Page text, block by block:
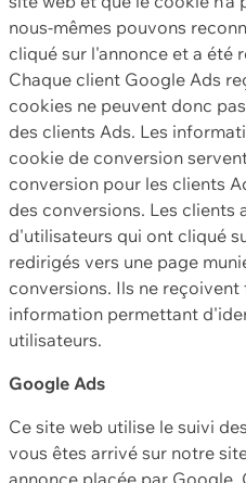
nous-mêmes pouvons
cliqué sur l'annonce et a été
Chaque client Google Ads
cookies ne peuvent donc
des clients Ads. Les
cookie de conversion
conversion pour les clients
des conversions. Les clients
d'utilisateurs qui ont cliqué
redirigés vers une page
conversions. Ils ne
information permettant
utilisateurs.
Google Ads
Ce site web utilise le suivi
vous êtes arrivé sur notre